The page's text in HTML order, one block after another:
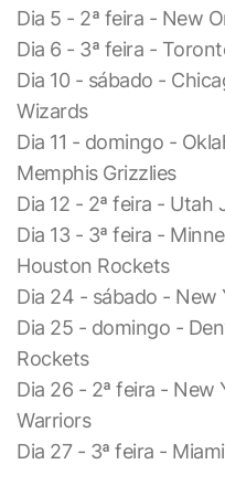
Dia 5 - 2ª feira - New
Dia 6 - 3ª feira -
Dia 10 - sábado -
Wizards
Dia 11 - domingo -
Memphis Grizzlies
Dia 12 - 2ª feira - Utah
Dia 13 - 3ª feira -
Houston Rockets
Dia 24 - sábado - New
Dia 25 - domingo -
Rockets
Dia 26 - 2ª feira - New
Warriors
Dia 27 - 3ª feira -